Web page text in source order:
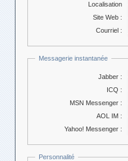
Localisation
Site Web :
Courriel :
Messagerie instantanée
Jabber :
ICQ :
MSN Messenger :
AOL IM :
Yahoo! Messenger :
Personnalité